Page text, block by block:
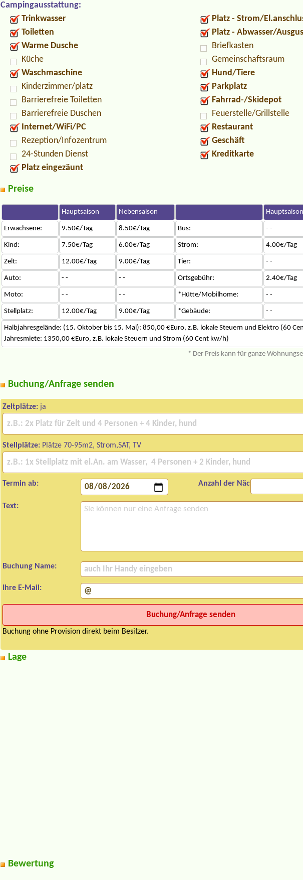
Campingausstattung:
Trinkwasser
Toiletten
Warme Dusche
Küche
Waschmaschine
Kinderzimmer/platz
Barrierefreie Toiletten
Barrierefreie Duschen
Internet/WiFi/PC
Rezeption/Infozentrum
24-Stunden Dienst
Platz eingezäunt
Platz - Strom/
Platz - Abwasser/
Briefkasten
Gemeinschaftsraum
Hund/Tiere
Parkplatz
Fahrrad-/Skidepot
Feuerstelle/Grillstelle
Restaurant
Geschäft
Kreditkarte
Preise
Hauptsaison Nebensaison Hauptsaison
Erwachsene: 9.50€/Tag 8.50€/Tag Bus: - -
Kind: 7.50€/Tag 6.00€/Tag Strom: 4.00€/Tag
Zelt: 12.00€/Tag 9.00€/Tag Tier: - -
Auto: - - - - Ortsgebühr: 2.40€/Tag
Moto: - - - - *Hütte/Mobilhome: - -
Stellplatz: 12.00€/Tag 9.00€/Tag *Gebäude: - -
Halbjahresgelände: (15. Oktober bis 15. Mai): 850,00 €Euro, z.B. lokale Steuern und Elektro (60
Jahresmiete: 1350,00 €Euro, z.B. lokale Steuern und Strom (60 Cent kw/h)
* Der Preis kann für ganze
Buchung/Anfrage senden
Zeltplätze: ja
Stellplätze: Plätze 70-95m2, Strom,SAT, TV
Termin ab: Anzahl der Nächte:
Text:
Buchung Name:
Ihre E-Mail:
Buchung ohne Provision direkt beim Besitzer.
Lage
Bewertung